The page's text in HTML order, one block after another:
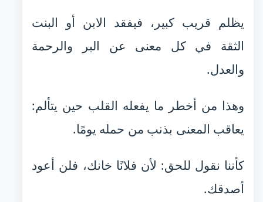
يظلم قريب كبير، فيفقد الابن أو البنت
الثقة في كل معنى عن البر والرحمة
والعدل.
وهذا من أخطر ما يفعله القلب حين يتألم:
يعاقب المعنى بذنب من حمله يومًا.
كأننا نقول للحق: لأن فلانًا خانك، فلن أعود
أصدقك.